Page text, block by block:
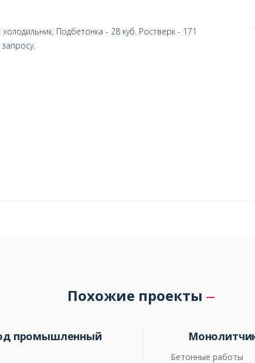
Подбетонка - 28 куб. Ростверк - 171
Похожие проекты
промышленный
Бетонные работы